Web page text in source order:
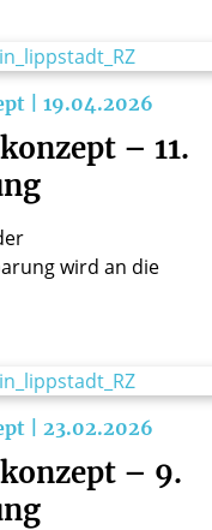
| 19.04.2026
– 11.
wird an die
| 23.02.2026
– 9.